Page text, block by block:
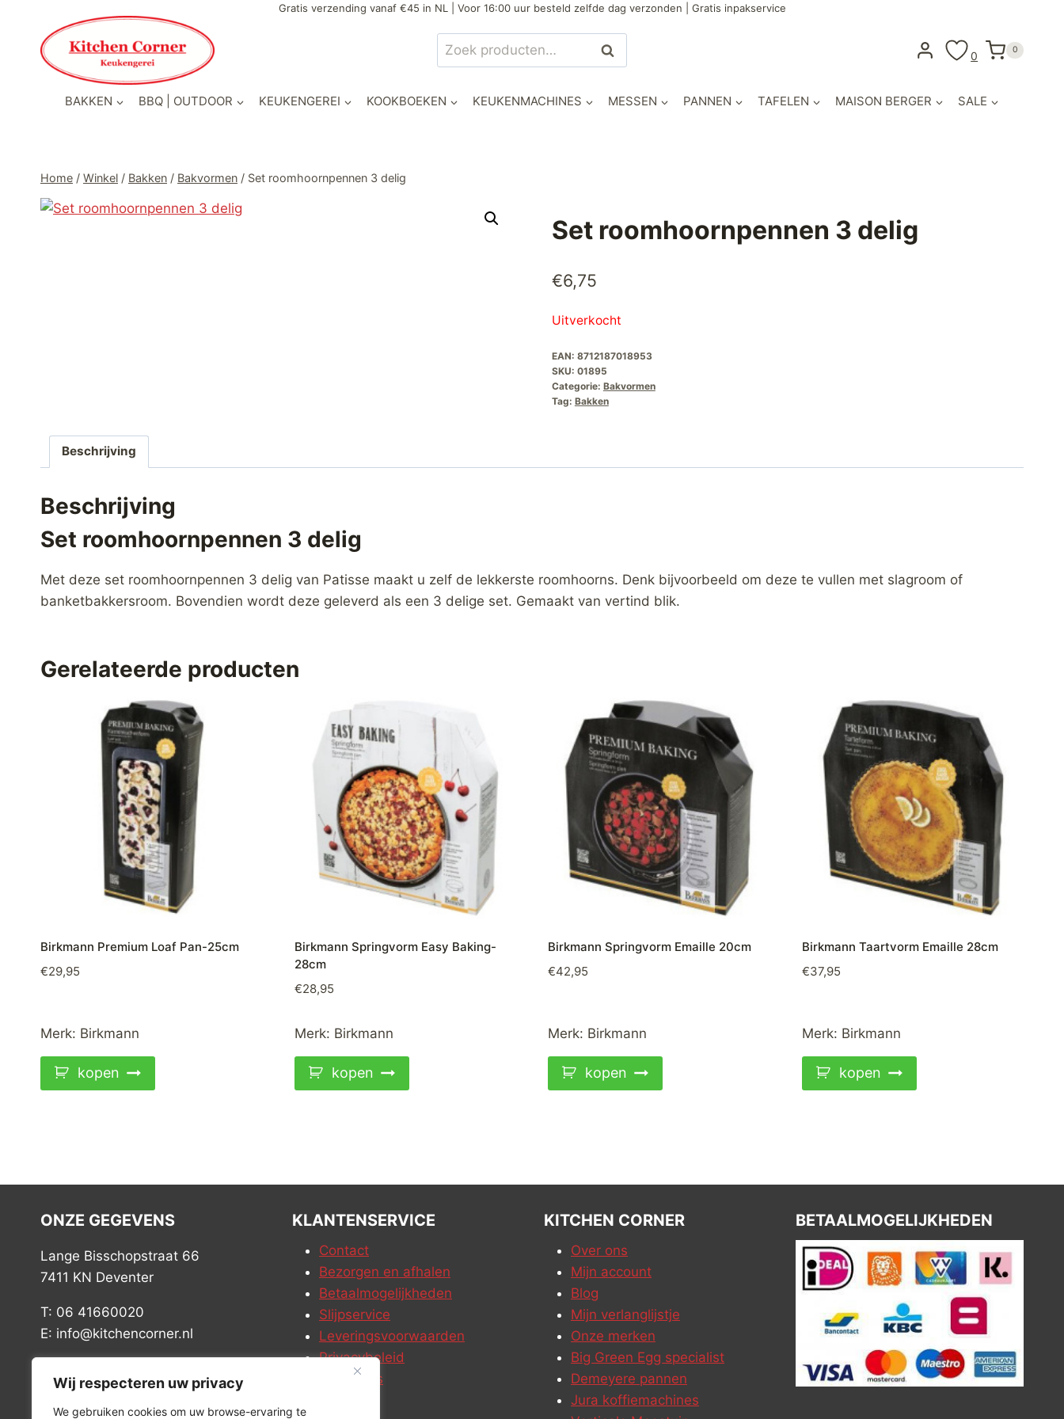
Wij respecteren uw privacy
We gebruiken cookies om uw browse-ervaring te
inhoud
Gratis verzending vanaf €45 in NL | Voor 16:00 uur besteld zelfde dag verzonden | Gratis inpakservice
Zoeken
naar:
Zoeken 0 0
BAKKEN BBQ | OUTDOOR KEUKENGEREI KOOKBOEKEN KEUKENMACHINES MESSEN PANNEN TAFELEN MAISON BERGER SALE
Home / Winkel / Bakken / Bakvormen / Set roomhoornpennen 3 delig
Set roomhoornpennen 3 delig
€6,75
Uitverkocht
EAN: 8712187018953
SKU: 01895
Categorie: Bakvormen
Tag: Bakken
Beschrijving
Beschrijving
Set roomhoornpennen 3 delig
Met deze set roomhoornpennen 3 delig van Patisse maakt u zelf de lekkerste roomhoorns. Denk bijvoorbeeld om deze te vullen met slagroom of
banketbakkersroom. Bovendien wordt deze geleverd als een 3 delige set. Gemaakt van vertind blik.
Gerelateerde producten
Birkmann Premium Loaf Pan-25cm
€29,95
Merk: Birkmann
kopen
Birkmann Springvorm Easy Baking-
28cm
€28,95
Merk: Birkmann
kopen
Birkmann Springvorm Emaille 20cm
€42,95
Merk: Birkmann
kopen
Birkmann Taartvorm Emaille 28cm
€37,95
Merk: Birkmann
kopen
ONZE GEGEVENS
Lange Bisschopstraat 66
7411 KN Deventer
T: 06 41660020
E: info@kitchencorner.nl
BTW: NL001915997B81
KLANTENSERVICE
Contact
Bezorgen en afhalen
Betaalmogelijkheden
Slijpservice
Leveringsvoorwaarden
Privacybeleid
Vacatures
KITCHEN CORNER
Over ons
Mijn account
Blog
Mijn verlanglijstje
Onze merken
Big Green Egg specialist
Demeyere pannen
Jura koffiemachines
BETAALMOGELIJKHEDEN